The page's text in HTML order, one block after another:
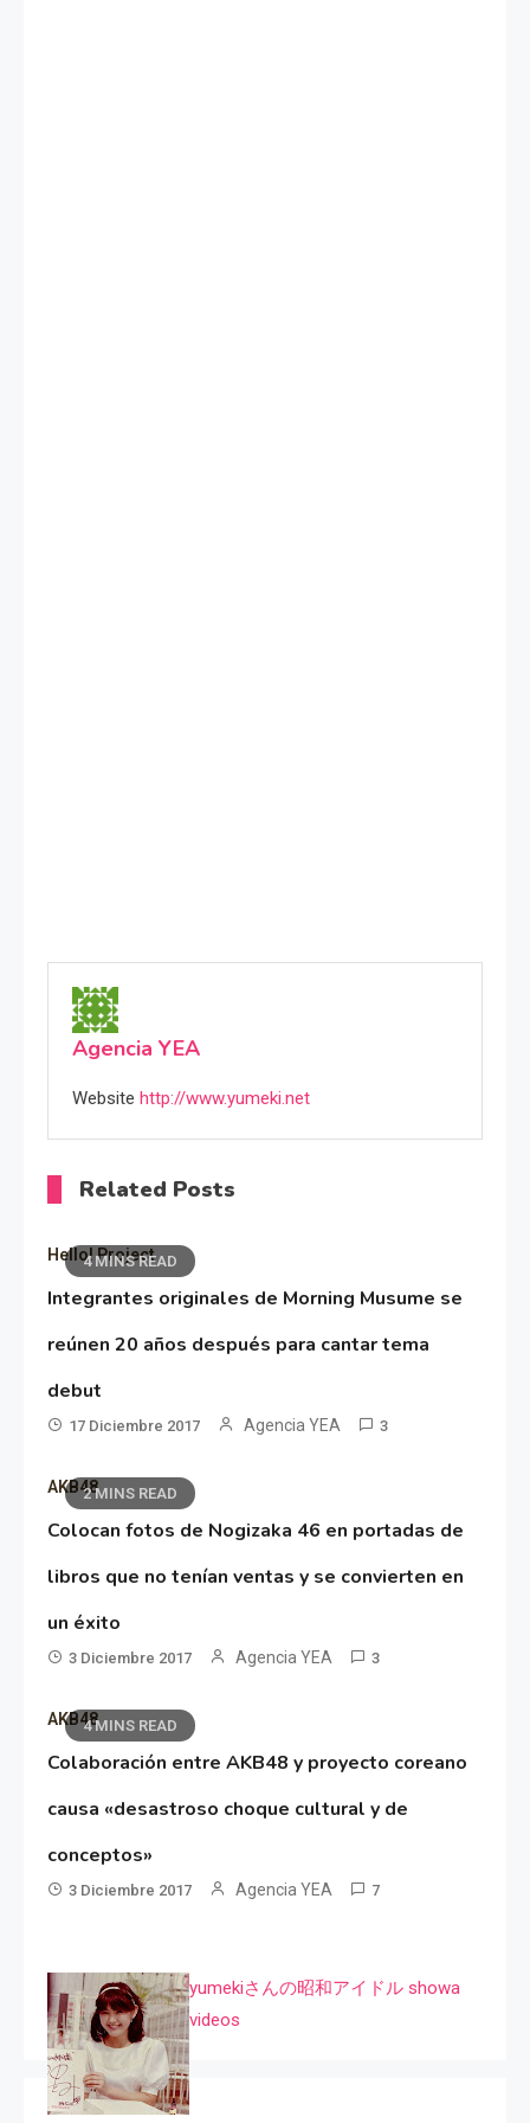
Agencia YEA
Website http://www.yumeki.net
Related Posts
4 MINS READ
Hello! Project
Integrantes originales de Morning Musume se
reúnen 20 años después para cantar tema
debut
17 Diciembre 2017 Agencia YEA 3
2 MINS READ
AKB48
Colocan fotos de Nogizaka 46 en portadas de
libros que no tenían ventas y se convierten en
un éxito
3 Diciembre 2017 Agencia YEA 3
4 MINS READ
AKB48
Colaboración entre AKB48 y proyecto coreano
causa «desastroso choque cultural y de
conceptos»
3 Diciembre 2017 Agencia YEA 7
yumekiさんの昭和アイドル showa
videos